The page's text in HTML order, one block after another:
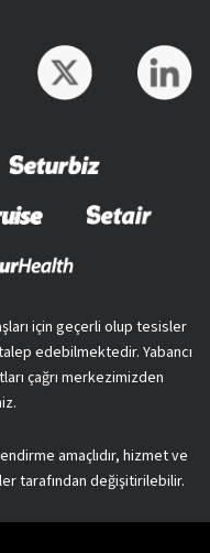
için geçerli olup tesisler
edebilmektedir. Yabancı
çağrı merkezimizden
amaçlıdır, hizmet ve
tarafından değişitirilebilir.